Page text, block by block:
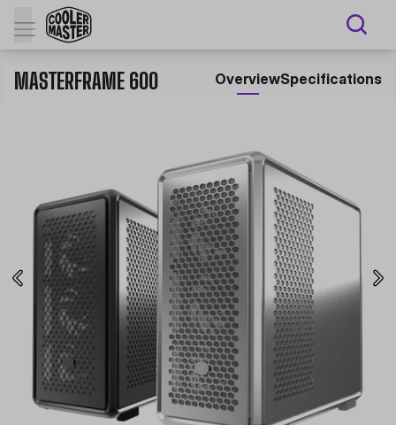
MASTERFRAME 600 OverviewSpecifications